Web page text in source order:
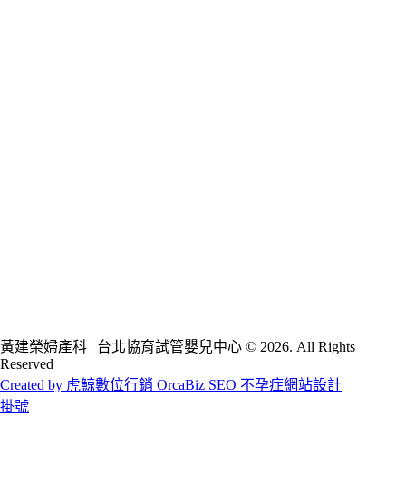
黃建榮婦產科 | 台北協育試管嬰兒中心 © 2026. All Rights
Reserved
Created by 虎鯨數位行銷 OrcaBiz SEO 不孕症網站設計
掛號